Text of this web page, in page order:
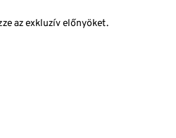
az exkluzív előnyöket.